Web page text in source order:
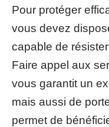
Pour protéger
vous devez
capable de
Faire appel aux
vous garantit un
mais aussi de
permet de